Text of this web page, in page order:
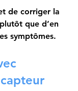
de corriger la
que d’en
symptômes.